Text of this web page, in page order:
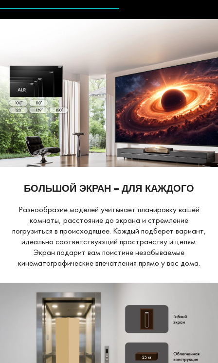
БОЛЬШОЙ ЭКРАН – ДЛЯ КАЖДОГО
Разнообразие моделей учитывает планировку вашей
комнаты, расстояние до экрана и стремление
погрузиться в происходящее. Каждый подберет вариант,
идеально соответствующий пространству и целям.
Экран подарит вам поистине незабываемые
кинематографические впечатления прямо у вас дома.